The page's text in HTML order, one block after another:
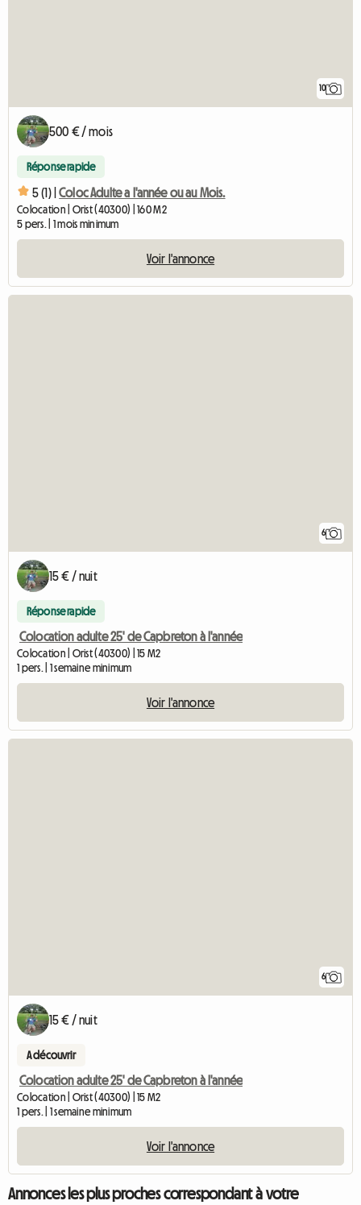
10
500 € / mois
Réponse rapide
5 (1) | Coloc Adulte a l'année ou au Mois.
Colocation | Orist (40300) | 160 M2
5 pers. | 1 mois minimum
Voir l'annonce
6
15 € / nuit
Réponse rapide
Colocation adulte 25' de Capbreton à l'année
Colocation | Orist (40300) | 15 M2
1 pers. | 1 semaine minimum
Voir l'annonce
6
15 € / nuit
A découvrir
Colocation adulte 25' de Capbreton à l'année
Colocation | Orist (40300) | 15 M2
1 pers. | 1 semaine minimum
Voir l'annonce
Annonces les plus proches correspondant à votre